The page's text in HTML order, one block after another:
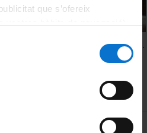
que s’ofereix
del lloc web de la
Actuacions d'S. Mariategui i E.
MENÚ PEU 1